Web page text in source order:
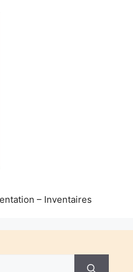
– Inventaires